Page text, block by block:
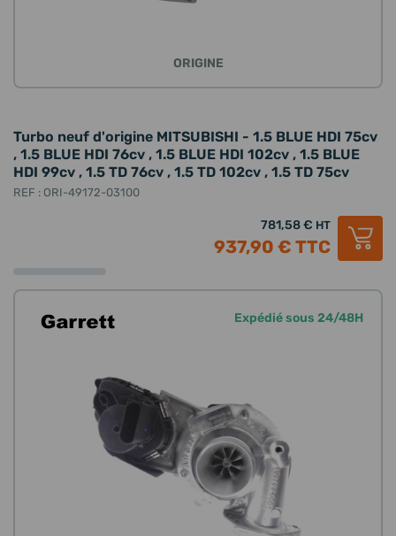
ORIGINE
Turbo neuf d'origine MITSUBISHI - 1.5 BLUE HDI 75cv
, 1.5 BLUE HDI 76cv , 1.5 BLUE HDI 102cv , 1.5 BLUE
HDI 99cv , 1.5 TD 76cv , 1.5 TD 102cv , 1.5 TD 75cv
REF : ORI-49172-03100
781,58 € HT
937,90 € TTC
Expédié sous 24/48H